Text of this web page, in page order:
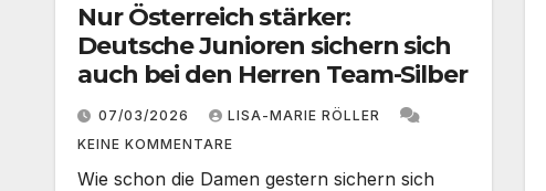
Nur Österreich stärker:
Deutsche Junioren sichern sich
auch bei den Herren Team-Silber
07/03/2026
LISA-MARIE RÖLLER
KEINE KOMMENTARE
Wie schon die Damen gestern sichern sich